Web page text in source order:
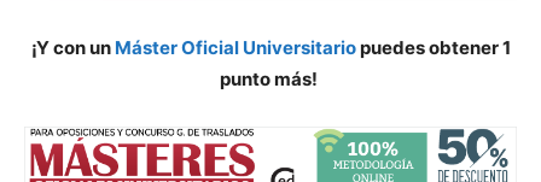
¡Y con un Máster Oficial Universitariopuedes obtener 1
punto más!